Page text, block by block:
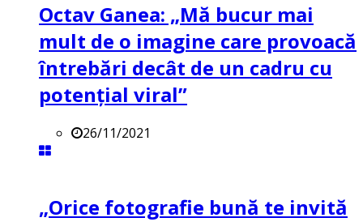
Octav Ganea: „Mă bucur mai
mult de o imagine care provoacă
întrebări decât de un cadru cu
potenţial viral”
26/11/2021
„Orice fotografie bună te invită